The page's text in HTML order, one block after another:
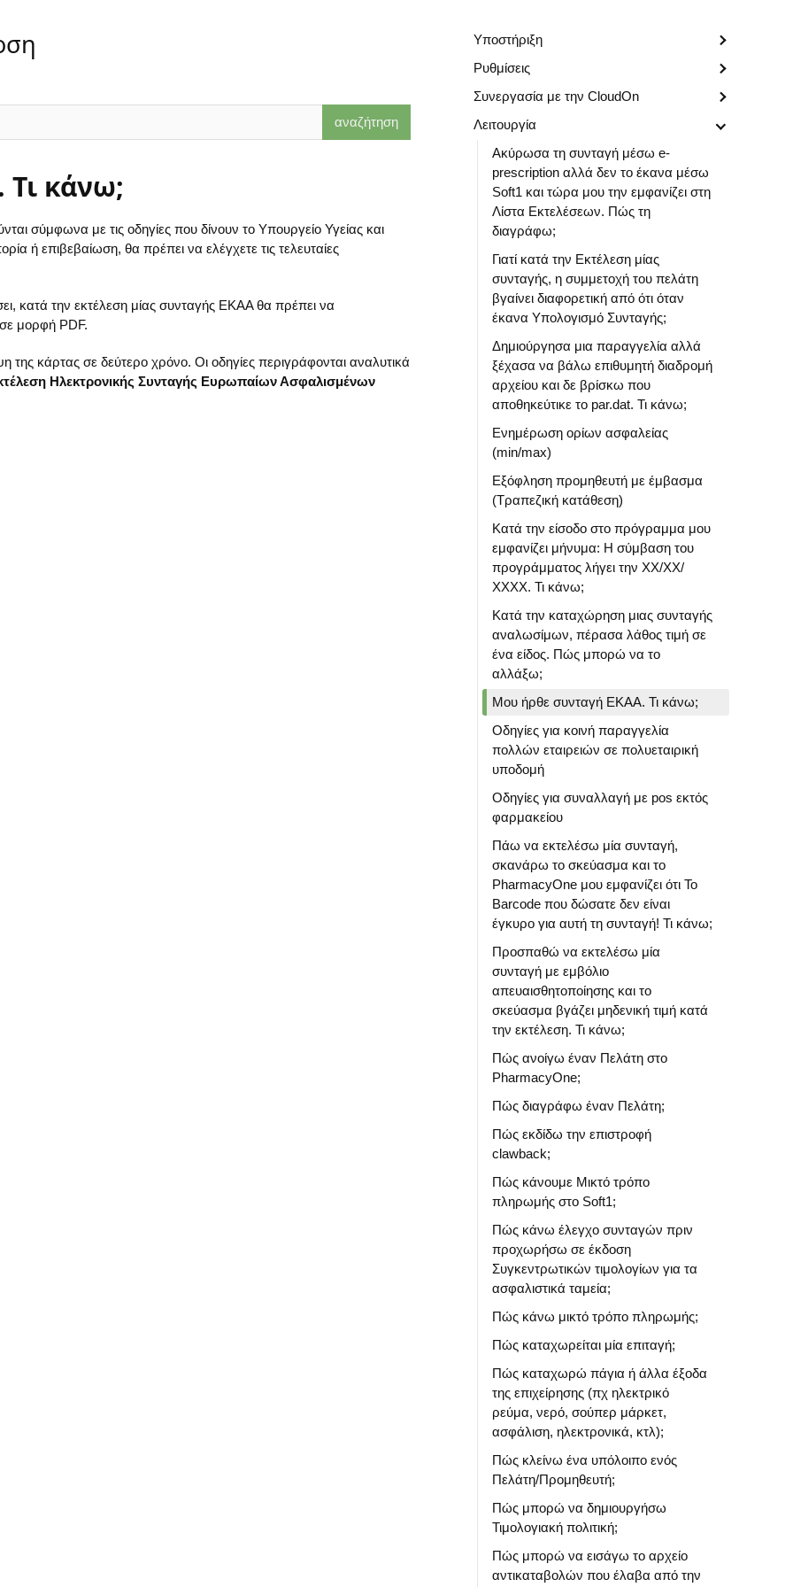
κάνω;
σύμφωνα με τις οδηγίες που δίνουν το Υπουργείο Υγείας και
ή επιβεβαίωση, θα πρέπει να ελέγχετε τις τελευταίες
κατά την εκτέλεση μίας συνταγής ΕΚΑΑ θα πρέπει να
μορφή PDF.
της κάρτας σε δεύτερο χρόνο. Οι οδηγίες περιγράφονται αναλυτικά
Ηλεκτρονικής Συνταγής Ευρωπαίων Ασφαλισμένων
Υποστήριξη
Ρυθμίσεις
Συνεργασία με την CloudOn
Λειτουργία
Ακύρωσα τη συνταγή μέσω e-
prescription αλλά δεν το έκανα μέσω
Soft1 και τώρα μου την εμφανίζει στη
Λίστα Εκτελέσεων. Πώς τη
διαγράφω;
Γιατί κατά την Εκτέλεση μίας
συνταγής, η συμμετοχή του πελάτη
βγαίνει διαφορετική από ότι όταν
έκανα Υπολογισμό Συνταγής;
Δημιούργησα μια παραγγελία αλλά
ξέχασα να βάλω επιθυμητή διαδρομή
αρχείου και δε βρίσκω που
αποθηκεύτικε το par.dat. Τι κάνω;
Ενημέρωση ορίων ασφαλείας
(min/max)
Εξόφληση προμηθευτή με έμβασμα
(Τραπεζική κατάθεση)
Κατά την είσοδο στο πρόγραμμα μου
εμφανίζει μήνυμα: Η σύμβαση του
προγράμματος λήγει την ΧΧ/ΧΧ/
ΧΧΧΧ. Τι κάνω;
Κατά την καταχώρηση μιας συνταγής
αναλωσίμων, πέρασα λάθος τιμή σε
ένα είδος. Πώς μπορώ να το
αλλάξω;
Μου ήρθε συνταγή ΕΚΑΑ. Τι κάνω;
Οδηγίες για κοινή παραγγελία
πολλών εταιρειών σε πολυεταιρική
υποδομή
Οδηγίες για συναλλαγή με pos εκτός
φαρμακείου
Πάω να εκτελέσω μία συνταγή,
σκανάρω το σκεύασμα και το
PharmacyOne μου εμφανίζει ότι Το
Barcode που δώσατε δεν είναι
έγκυρο για αυτή τη συνταγή! Τι κάνω;
Προσπαθώ να εκτελέσω μία
συνταγή με εμβόλιο
απευαισθητοποίησης και το
σκεύασμα βγάζει μηδενική τιμή κατά
την εκτέλεση. Τι κάνω;
Πώς ανοίγω έναν Πελάτη στο
PharmacyOne;
Πώς διαγράφω έναν Πελάτη;
Πώς εκδίδω την επιστροφή
clawback;
Πώς κάνουμε Μικτό τρόπο
πληρωμής στο Soft1;
Πώς κάνω έλεγχο συνταγών πριν
προχωρήσω σε έκδοση
Συγκεντρωτικών τιμολογίων για τα
ασφαλιστικά ταμεία;
Πώς κάνω μικτό τρόπο πληρωμής;
Πώς καταχωρείται μία επιταγή;
Πώς καταχωρώ πάγια ή άλλα έξοδα
της επιχείρησης (πχ ηλεκτρικό
ρεύμα, νερό, σούπερ μάρκετ,
ασφάλιση, ηλεκτρονικά, κτλ);
Πώς κλείνω ένα υπόλοιπο ενός
Πελάτη/Προμηθευτή;
Πώς μπορώ να δημιουργήσω
Τιμολογιακή πολιτική;
Πώς μπορώ να εισάγω το αρχείο
αντικαταβολών που έλαβα από την